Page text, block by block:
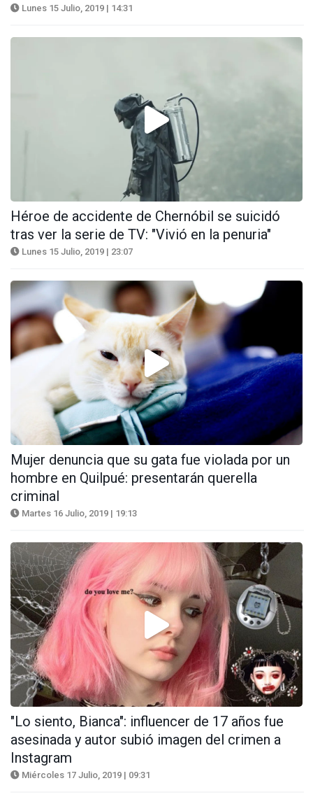
Lunes 15 Julio, 2019 | 14:31
Héroe de accidente de Chernóbil se suicidó
tras ver la serie de TV: "Vivió en la penuria"
Lunes 15 Julio, 2019 | 23:07
Mujer denuncia que su gata fue violada por un
hombre en Quilpué: presentarán querella
criminal
Martes 16 Julio, 2019 | 19:13
"Lo siento, Bianca": influencer de 17 años fue
asesinada y autor subió imagen del crimen a
Instagram
Miércoles 17 Julio, 2019 | 09:31